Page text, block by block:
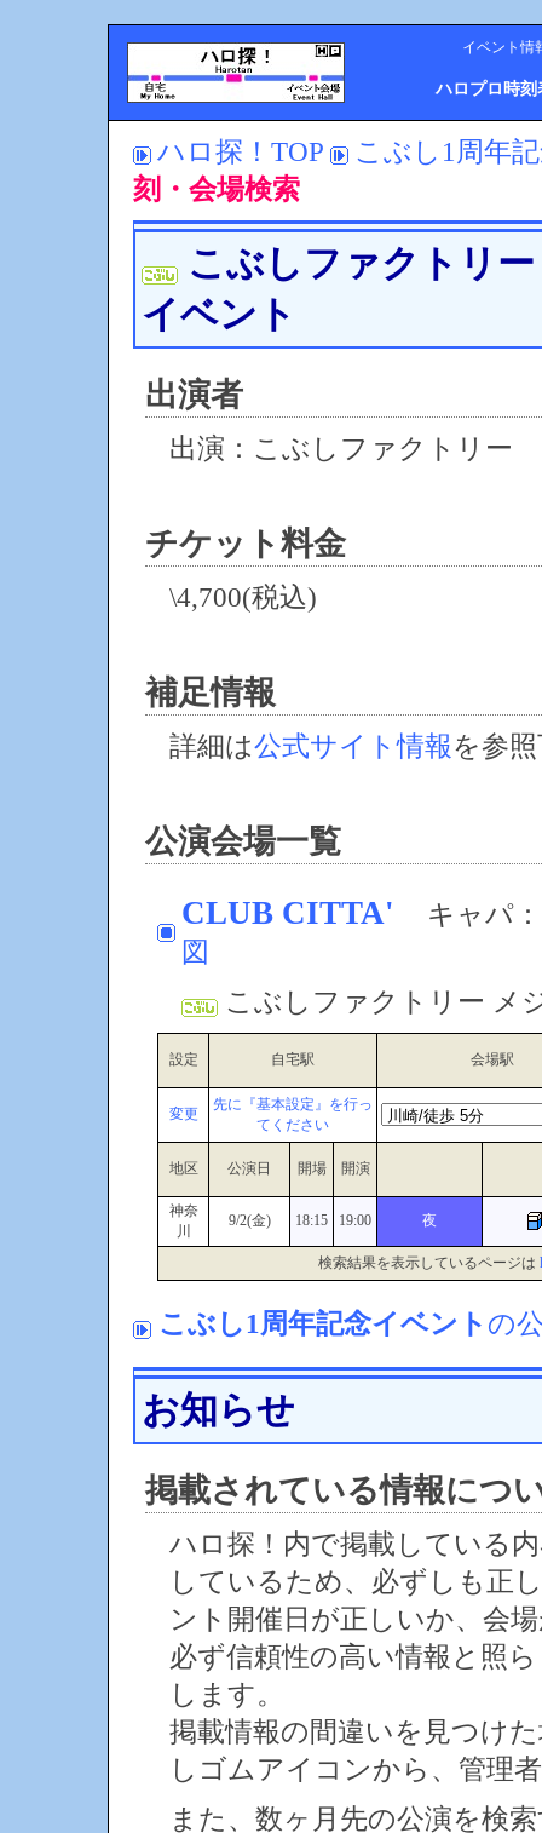
イベント情
ハロプロ時刻
ハロ探！TOP
こぶし1周年
刻・会場検索
こぶしファクトリ
イベント
出演者
出演：こぶしファクトリー
チケット料金
\4,700(税込)
補足情報
詳細は公式サイト情報を参
公演会場一覧
CLUB CITTA'
キャパ
図
こぶしファクトリー メ
設定 自宅駅 会場駅
変更
先に『基本設定』を行っ
てください
地区 公演日 開場 開演
神奈
川
9/2(金) 18:15 19:00 夜
検索結果を表示しているページは
こぶし1周年記念イベント の
お知らせ
掲載されている情報につ
ハロ探！内で掲載している
しているため、必ずしも正
ント開催日が正しいか、会
必ず信頼性の高い情報と照
します。
掲載情報の間違いを見つけ
しゴムアイコンから、管理
また、数ヶ月先の公演を検